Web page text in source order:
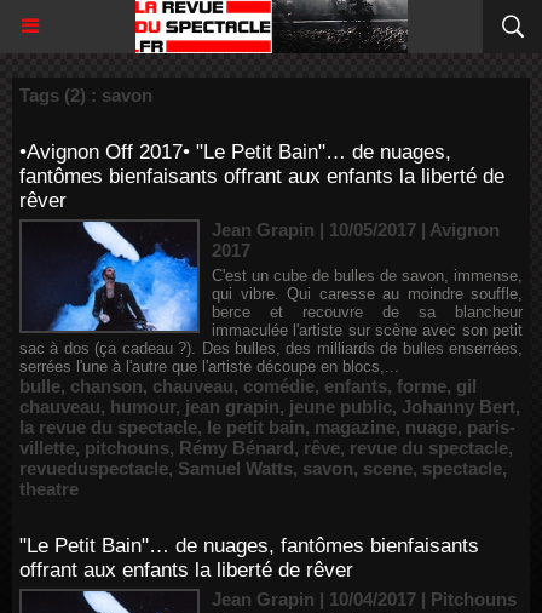
Tags (2) : savon
•Avignon Off 2017• "Le Petit Bain"… de nuages,
fantômes bienfaisants offrant aux enfants la liberté de
rêver
Jean Grapin | 10/05/2017 | Avignon
2017
C'est un cube de bulles de savon, immense,
qui vibre. Qui caresse au moindre souffle,
berce et recouvre de sa blancheur
immaculée l'artiste sur scène avec son petit
sac à dos (ça cadeau ?). Des bulles, des milliards de bulles enserrées,
serrées l'une à l'autre que l'artiste découpe en blocs,...
bulle, chanson, chauveau, comédie, enfants, forme, gil
chauveau, humour, jean grapin, jeune public, Johanny Bert,
la revue du spectacle, le petit bain, magazine, nuage, paris-
villette, pitchouns, Rémy Bénard, rêve, revue du spectacle,
revueduspectacle, Samuel Watts, savon, scene, spectacle,
theatre
"Le Petit Bain"… de nuages, fantômes bienfaisants
offrant aux enfants la liberté de rêver
Jean Grapin | 10/04/2017 | Pitchouns